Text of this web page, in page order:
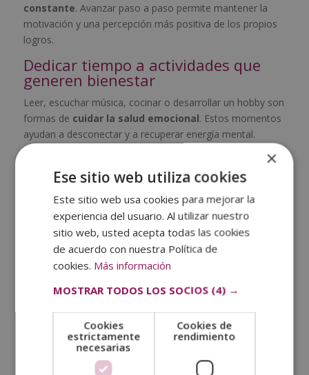
constante. Avanzar paso a paso permite mantener la
motivación y una percepción más positiva de los propios
logros.
Dedicar tiempo a actividades que
generen bienestar
Leer, escuchar música, cocinar o desarrollar un hobby son
formas de cuidar la salud emocional. Estos momentos
ayudan a desconectar y a recuperar energía mental.
No te pierdas:
¿Cómo ayudar a alguien con depresión?
Limitar la sobreexposición a
información negativa
El exceso de noticias o contenidos que generan
Regular el tiempo de exposicióny elegir fuentes
fiables contribuye a mantener el equilibrio.
Expresar emociones de manera
×
Ese sitio web utiliza cookies
Este sitio web usa cookies para mejorar la
experiencia del usuario. Al utilizar nuestro
sitio web, usted acepta todas las cookies
de acuerdo con nuestra Política de
cookies. Más información
MOSTRAR TODOS LOS SOCIOS (4) →
Cookies
estrictamente
necesarias
Cookies de
rendimiento